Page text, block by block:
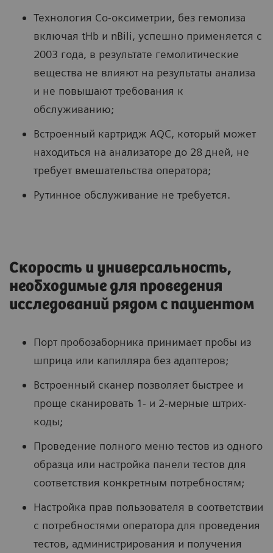
Технология Co-оксиметрии, без гемолиза
включая tHb и nBili, успешно применяется с
2003 года, в результате гемолитические
вещества не влияют на результаты анализа
и не повышают требования к
обслуживанию;
Встроенный картридж AQC, который может
находиться на анализаторе до 28 дней, не
требует вмешательства оператора;
Рутинное обслуживание не требуется.
Скорость и универсальность,
необходимые для проведения
исследований рядом с пациентом
Порт пробозаборника принимает пробы из
шприца или капилляра без адаптеров;
Встроенный сканер позволяет быстрее и
проще сканировать 1- и 2-мерные штрих-
коды;
Проведение полного меню тестов из одного
образца или настройка панели тестов для
соответствия конкретным потребностям;
Настройка прав пользователя в соответствии
с потребностями оператора для проведения
тестов, администрирования и получения